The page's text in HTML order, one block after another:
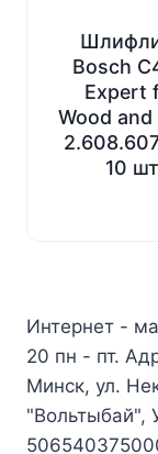
Bosch
Expert
Wood and
10 шт
Интернет -
20 пн - пт.
Минск, ул.